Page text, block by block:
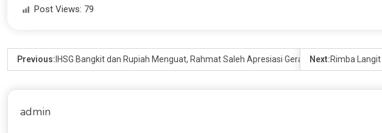
Post Views: 79
Previous:IHSG Bangkit dan Rupiah Menguat, Rahmat Saleh Apresiasi Gerak Cepat Dasco
Next:Rimba
admin